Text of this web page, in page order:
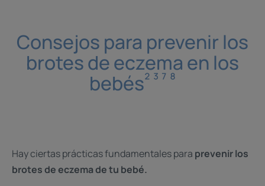
Consejos para prevenir los
brotes de eczema en los
bebés² ³ ⁷ ⁸
Hay ciertas prácticas fundamentales para prevenir los
brotes de eczema de tu bebé.